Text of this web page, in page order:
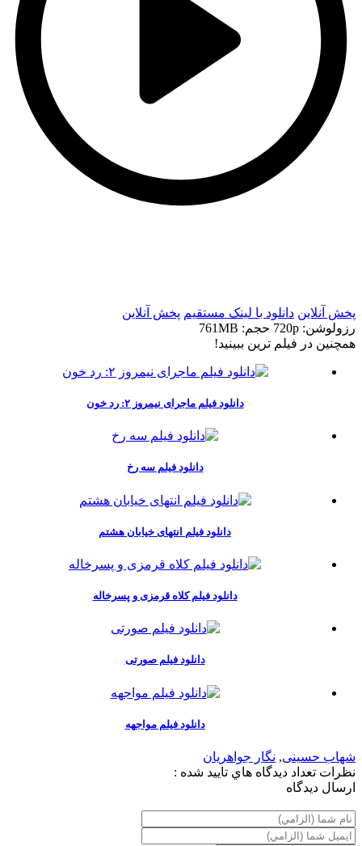
پخش آنلاین دانلود با لينک مستقيم پخش آنلاین
رزولوشن: 720p
حجم: 761MB
همچنين در فيلم ترين ببينيد!
دانلود فیلم ماجرای نیمروز ۲: رد خون
دانلود فیلم سه رخ
دانلود فیلم انتهای خیابان هشتم
دانلود فیلم کلاه قرمزی و پسرخاله
دانلود فیلم صورتی
دانلود فیلم مواجهه
شهاب حسینی, نگار جواهریان
نظرات تعداد ديدگاه هاي تاييد شده :
ارسال ديدگاه